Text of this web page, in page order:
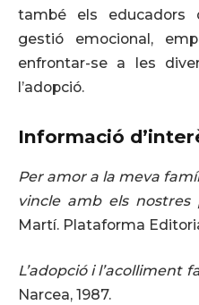
també els educadors
gestió emocional,
enfrontar-se a les
l’adopció.
Informació
Per amor a la meva
vincle amb els nostres
Martí. Plataforma
L’adopció i l’acolliment
Narcea, 1987.